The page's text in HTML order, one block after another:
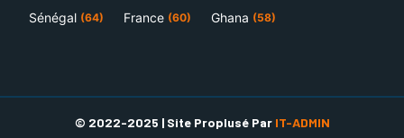
Sénégal (64) France (60) Ghana (58)
© 2022-2025 | Site Proplusé Par IT-ADMIN